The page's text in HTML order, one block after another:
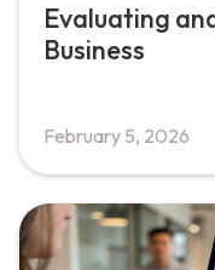
Evaluating
Business
February 5, 2026